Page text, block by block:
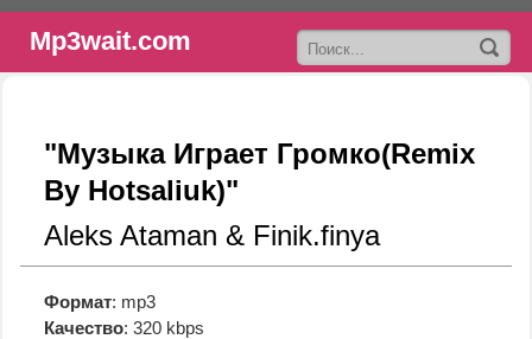
Mp3wait.com
"Музыка Играет Громко(Remix
By Hotsaliuk)"
Aleks Ataman & Finik.finya
Формат: mp3
Качество: 320 kbps